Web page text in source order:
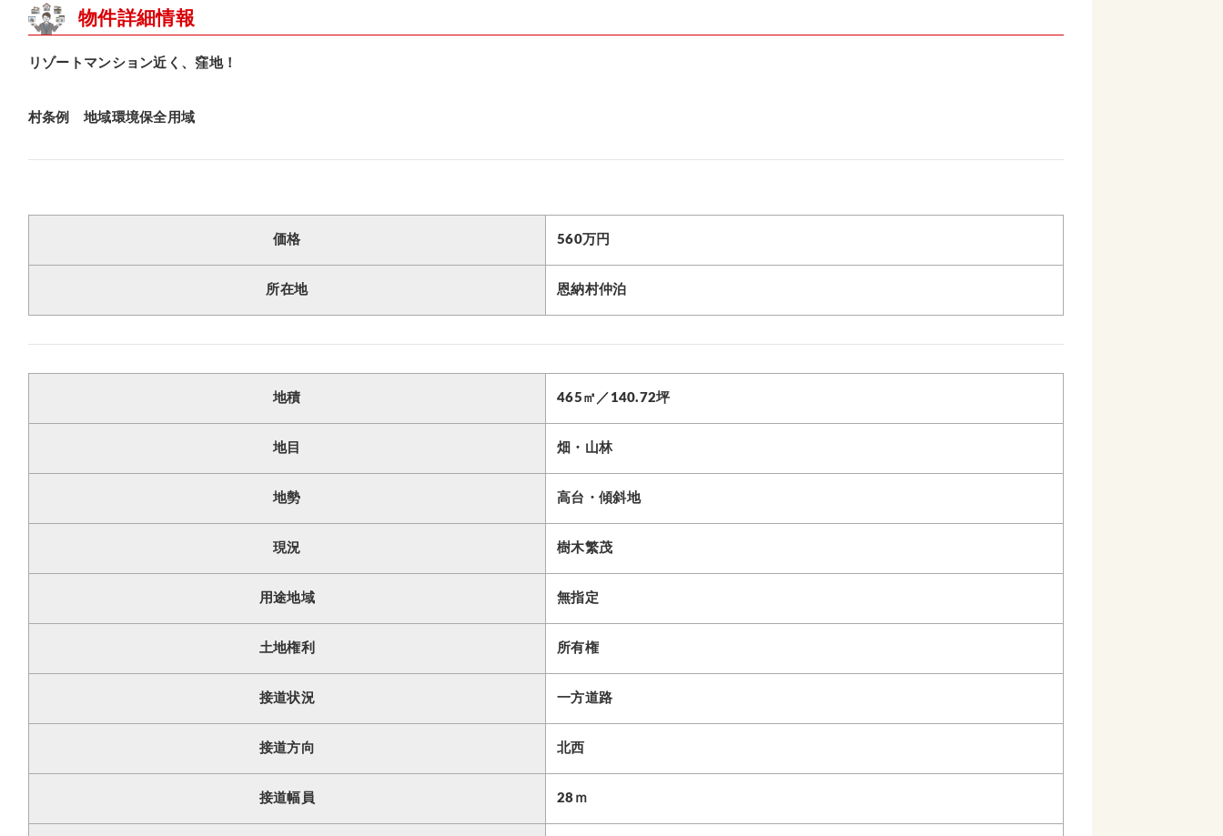
物件詳細情報
リゾートマンション近く、窪地！
村条例 地域環境保全用域
価格 560万円
所在地 恩納村仲泊
地積 465㎡／140.72坪
地目 畑・山林
地勢 高台・傾斜地
現況 樹木繁茂
用途地域 無指定
土地権利 所有権
接道状況 一方道路
接道方向 北西
接道幅員 28ｍ